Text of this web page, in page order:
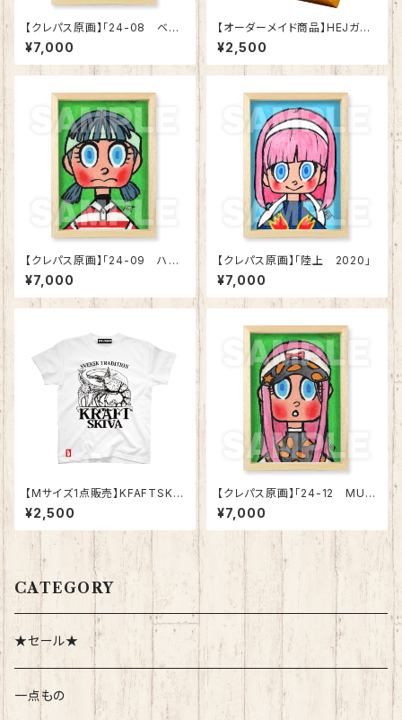
【クレパス原画】「24-08 ベス
ト78」
¥7,000
【オーダーメイド商品】HEJガー
ル 似顔絵 （フレーム：ブラウ
ン）
¥2,500
【クレパス原画】「24-09 ハン
ドレイトな子」
¥7,000
【クレパス原画】「陸上 2020」
¥7,000
【Mサイズ1点販売】KFAFTSKIV
A
¥2,500
【クレパス原画】「24-12 MUG
EN」
¥7,000
CATEGORY
★セール★
一点もの